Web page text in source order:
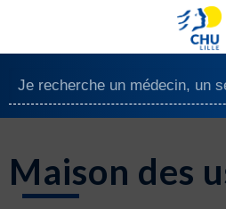
Maison des